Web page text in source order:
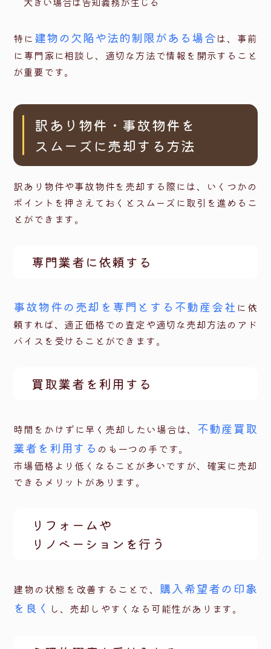
特に 建物の欠陥や法的制限がある場合は、事前
に専門家に相談し、適切な方法で情報を開示すること
が重要です。
訳あり物件・事故物件を
スムーズに売却する方法
訳あり物件や事故物件を売却する際には、いくつかの
ポイントを押さえておくとスムーズに取引を進めるこ
とができます。
専門業者に依頼する
事故物件の売却を専門とする不動産会社 に依
頼すれば、適正価格での査定や適切な売却方法のアド
バイスを受けることができます。
買取業者を利用する
時間をかけずに早く売却したい場合は、 不動産買取
業者を利用する のも一つの手です。
市場価格より低くなることが多いですが、確実に売却
できるメリットがあります。
リフォームや
リノベーションを行う
建物の状態を改善することで、 購入希望者の印象
を良く し、売却しやすくなる可能性があります。